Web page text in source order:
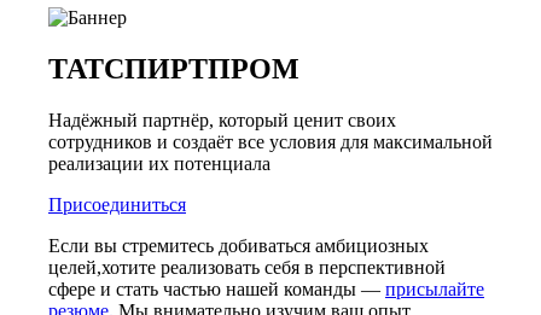
ТАТСПИРТПРОМ
Надёжный партнёр, который ценит своих
сотрудников и создаёт все условия для максимальной
реализации их потенциала
Присоединиться
Если вы стремитесь добиваться амбициозных
целей,хотите реализовать себя в перспективной
сфере и стать частью нашей команды — присылайте
резюме. Мы внимательно изучим ваш опыт